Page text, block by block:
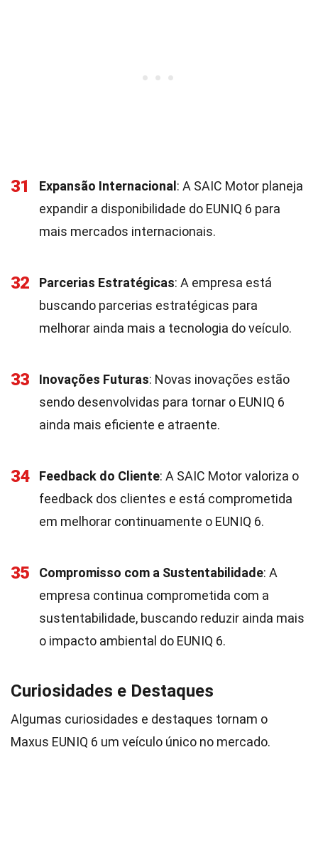
31 Expansão Internacional : A SAIC Motor planeja
expandir a disponibilidade do EUNIQ 6 para
mais mercados internacionais.
32 Parcerias Estratégicas: A empresa está
buscando parcerias estratégicas para
melhorar ainda mais a tecnologia do veículo.
33 Inovações Futuras: Novas inovações estão
sendo desenvolvidas para tornar o EUNIQ 6
ainda mais eficiente e atraente.
34 Feedback do Cliente: A SAIC Motor valoriza o
feedback dos clientes e está comprometida
em melhorar continuamente o EUNIQ 6.
35 Compromisso com a Sustentabilidade: A
empresa continua comprometida com a
sustentabilidade, buscando reduzir ainda mais
o impacto ambiental do EUNIQ 6.
Curiosidades e Destaques
Algumas curiosidades e destaques tornam o
Maxus EUNIQ 6 um veículo único no mercado.